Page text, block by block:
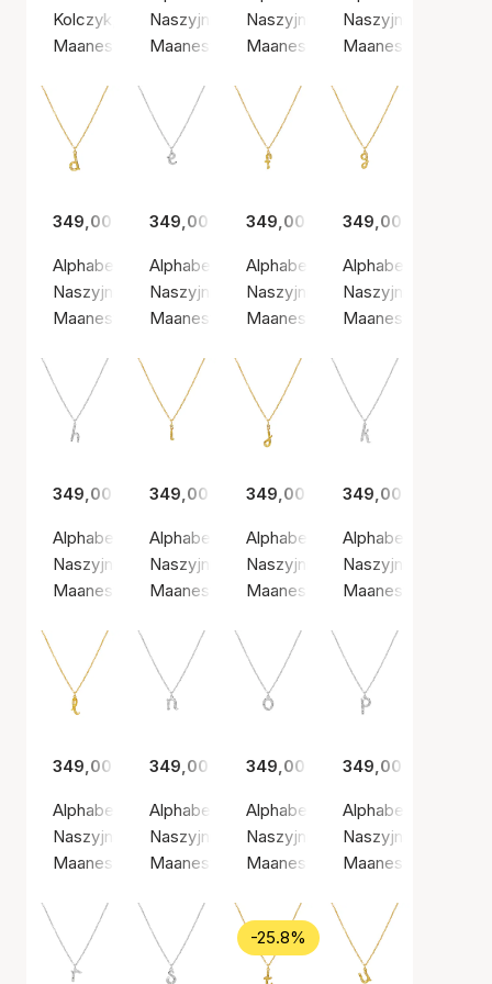
Kolczyk, Kolor srebrny / Srebro próby 925
Maanesten
Naszyjnik, Złoty kolor / Pozłacane srebro
Maanesten
Naszyjnik, Złoty kolor /
Maanesten
Naszyjnik, Kolor
Maanesten
349,00 zł
Alphabet Necklace D
Naszyjnik, Złoty kolor / Pozłacane srebro próby 925
Maanesten
349,00 zł
Alphabet Necklace E
Naszyjnik, Kolor srebrny / Srebro próby 925
Maanesten
349,00 zł
Alphabet Necklace F
Naszyjnik, Złoty kolor /
Maanesten
349,00 zł
Alphabet Necklace
Naszyjnik, Złoty
Maanesten
349,00 zł
Alphabet Necklace H
Naszyjnik, Kolor srebrny / Srebro próby 925
Maanesten
349,00 zł
Alphabet Necklace I
Naszyjnik, Złoty kolor / Pozłacane srebro
Maanesten
349,00 zł
Alphabet Necklace J
Naszyjnik, Złoty kolor /
Maanesten
349,00 zł
Alphabet Necklace
Naszyjnik, Kolor
Maanesten
349,00 zł
Alphabet Necklace L
Naszyjnik, Złoty kolor / Pozłacane srebro próby 925
Maanesten
349,00 zł
Alphabet Necklace N
Naszyjnik, Kolor srebrny / Srebro próby 925
Maanesten
349,00 zł
Alphabet Necklace O
Naszyjnik, Kolor srebrny /
Maanesten
349,00 zł
Alphabet Necklace
Naszyjnik, Kolor
Maanesten
-25.8%